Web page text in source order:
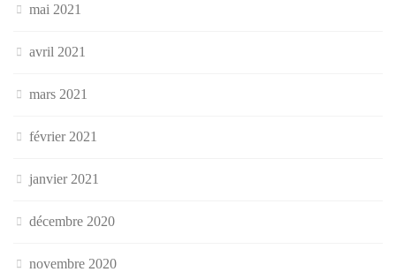
mai 2021
avril 2021
mars 2021
février 2021
janvier 2021
décembre 2020
novembre 2020